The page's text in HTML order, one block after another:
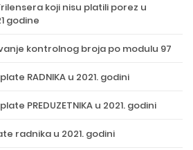
koji nisu platili porez u
godine
kontrolnog broja po modulu 97
RADNIKA u 2021. godini
PREDUZETNIKA u 2021. godini
radnika u 2021. godini